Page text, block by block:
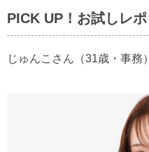
PICK UP！お試しレポ
じゅんこさん（31歳・事務）